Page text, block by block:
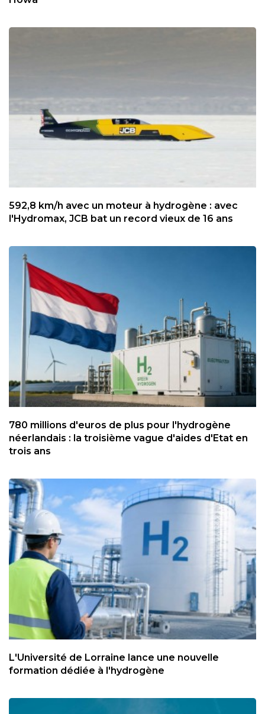
592,8 km/h avec un moteur à hydrogène : avec
l'Hydromax, JCB bat un record vieux de 16 ans
780 millions d'euros de plus pour l'hydrogène
néerlandais : la troisième vague d'aides d'Etat en
trois ans
L'Université de Lorraine lance une nouvelle
formation dédiée à l'hydrogène